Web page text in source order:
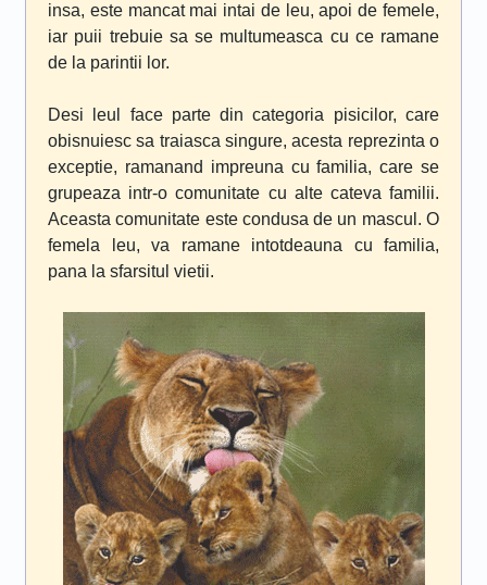
insa, este mancat mai intai de leu, apoi de femele,
iar puii trebuie sa se multumeasca cu ce ramane
de la parintii lor.
Desi leul face parte din categoria pisicilor, care
obisnuiesc sa traiasca singure, acesta reprezinta o
exceptie, ramanand impreuna cu familia, care se
grupeaza intr-o comunitate cu alte cateva familii.
Aceasta comunitate este condusa de un mascul. O
femela leu, va ramane intotdeauna cu familia,
pana la sfarsitul vietii.